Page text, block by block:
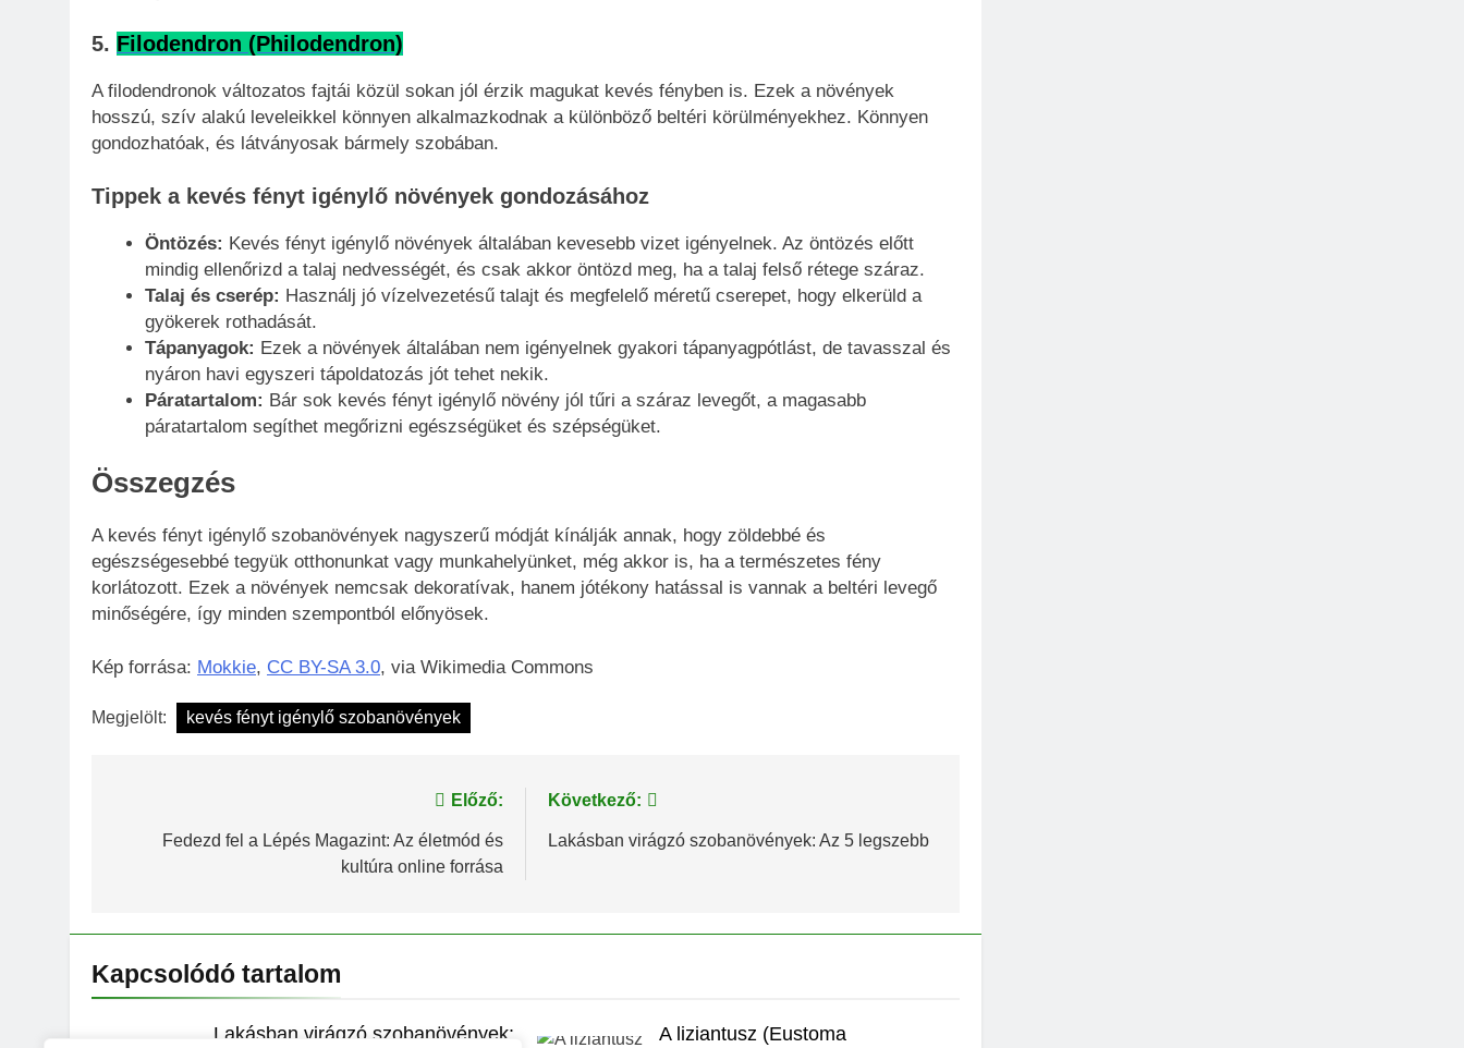
5. Filodendron (Philodendron)
A filodendronok változatos fajtái közül sokan jól érzik magukat kevés fényben is. Ezek a növények
hosszú, szív alakú leveleikkel könnyen alkalmazkodnak a különböző beltéri körülményekhez. Könnyen
gondozhatóak, és látványosak bármely szobában.
Tippek a kevés fényt igénylő növények gondozásához
Öntözés: Kevés fényt igénylő növények általában kevesebb vizet igényelnek. Az öntözés előtt
mindig ellenőrizd a talaj nedvességét, és csak akkor öntözd meg, ha a talaj felső rétege száraz.
Talaj és cserép: Használj jó vízelvezetésű talajt és megfelelő méretű cserepet, hogy elkerüld a
gyökerek rothadását.
Tápanyagok: Ezek a növények általában nem igényelnek gyakori tápanyagpótlást, de tavasszal és
nyáron havi egyszeri tápoldatozás jót tehet nekik.
Páratartalom: Bár sok kevés fényt igénylő növény jól tűri a száraz levegőt, a magasabb
páratartalom segíthet megőrizni egészségüket és szépségüket.
Összegzés
A kevés fényt igénylő szobanövények nagyszerű módját kínálják annak, hogy zöldebbé és
egészségesebbé tegyük otthonunkat vagy munkahelyünket, még akkor is, ha a természetes fény
korlátozott. Ezek a növények nemcsak dekoratívak, hanem jótékony hatással is vannak a beltéri levegő
minőségére, így minden szempontból előnyösek.
Kép forrása: Mokkie, CC BY-SA 3.0, via Wikimedia Commons
Megjelölt: kevés fényt igénylő szobanövények
navigáció
Előző:
Fedezd fel a Lépés Magazint: Az életmód és
kultúra online forrása
Következő:
Lakásban virágzó szobanövények: Az 5 legszebb
Kapcsolódó tartalom
Lakásban virágzó szobanövények: A liziantusz (Eustoma